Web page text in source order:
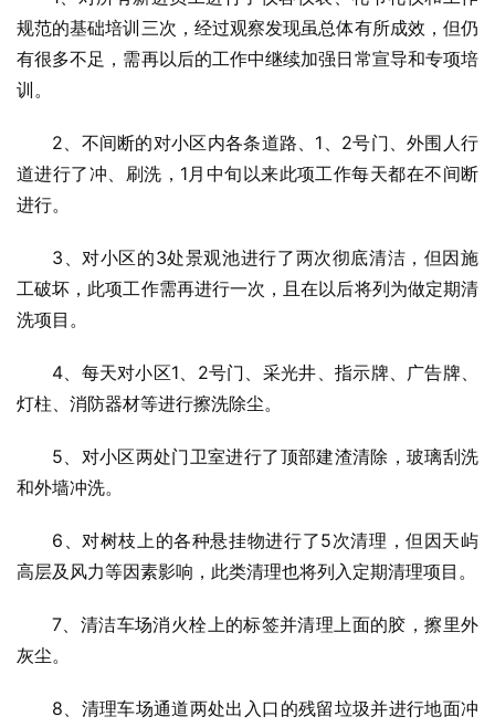
规范的基础培训三次，经过观察发现虽总体有所成效，但仍
有很多不足，需再以后的工作中继续加强日常宣导和专项培
训。
2、不间断的对小区内各条道路、1、2号门、外围人行
道进行了冲、刷洗，1月中旬以来此项工作每天都在不间断
进行。
3、对小区的3处景观池进行了两次彻底清洁，但因施
工破坏，此项工作需再进行一次，且在以后将列为做定期清
洗项目。
4、每天对小区1、2号门、采光井、指示牌、广告牌、
灯柱、消防器材等进行擦洗除尘。
5、对小区两处门卫室进行了顶部建渣清除，玻璃刮洗
和外墙冲洗。
6、对树枝上的各种悬挂物进行了5次清理，但因天屿
高层及风力等因素影响，此类清理也将列入定期清理项目。
7、清洁车场消火栓上的标签并清理上面的胶，擦里外
灰尘。
8、清理车场通道两处出入口的残留垃圾并进行地面冲